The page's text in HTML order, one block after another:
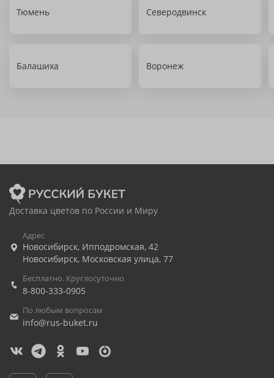
Тюмень Северодвинск
Балашиха Воронеж
Доставка цветов по России и Миру
Адрес
Новосибирск, Ипподромская, 42
Новосибирск, Московская улица, 77
Бесплатно. Круглосуточно
8-800-333-0905
По любым вопросам
info@rus-buket.ru